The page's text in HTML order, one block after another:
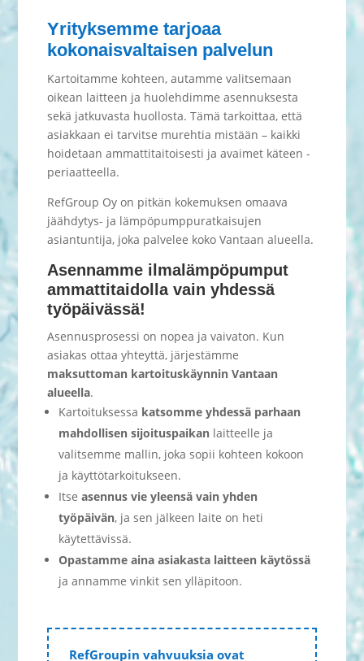
Yrityksemme tarjoaa
kokonaisvaltaisen palvelun
Kartoitamme kohteen, autamme valitsemaan
oikean laitteen ja huolehdimme asennuksesta
sekä jatkuvasta huollosta. Tämä tarkoittaa, että
asiakkaan ei tarvitse murehtia mistään – kaikki
hoidetaan ammattitaitoisesti ja avaimet käteen -
periaatteella.
RefGroup Oy on pitkän kokemuksen omaava
jäähdytys- ja lämpöpumppuratkaisujen
asiantuntija, joka palvelee koko Vantaan alueella.
Asennamme ilmalämpöpumput
ammattitaidolla vain yhdessä
työpäivässä!
Asennusprosessi on nopea ja vaivaton. Kun
asiakas ottaa yhteyttä, järjestämme
maksuttoman kartoituskäynnin Vantaan
alueella.
Kartoituksessa katsomme yhdessä parhaan
mahdollisen sijoituspaikan laitteelle ja
valitsemme mallin, joka sopii kohteen kokoon
ja käyttötarkoitukseen.
Itseasennus vie yleensä vain yhden
työpäivän, ja sen jälkeen laite on heti
käytettävissä.
Opastamme aina asiakasta laitteen käytössä
ja annamme vinkit sen ylläpitoon.
RefGroupin vahvuuksia ovat